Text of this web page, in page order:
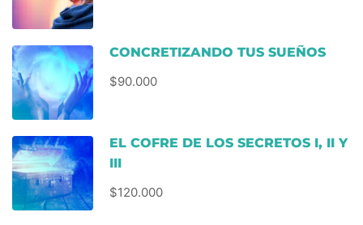
CONCRETIZANDO TUS SUEÑOS
$90.000
EL COFRE DE LOS SECRETOS I, II Y
III
$120.000